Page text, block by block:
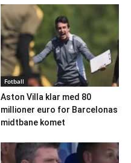
Fotball
Aston Villa klar med 80
millioner euro for Barcelonas
midtbane komet